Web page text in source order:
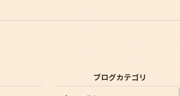
ブログカテゴリ